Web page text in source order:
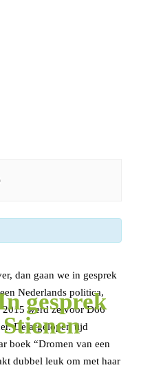
gesprek
dan gaan we in gesprek
Nederlands politica,
werd ze voor D66
De afgelopen tijd
boek “Dromen van een
dubbel leuk om met haar